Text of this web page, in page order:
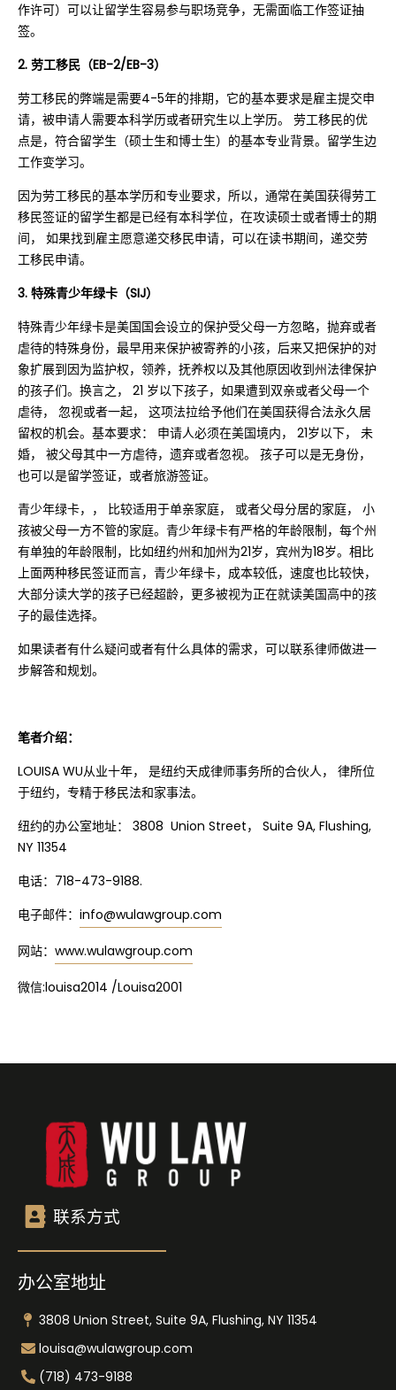
作许可）可以让留学生容易参与职场竞争，无需面临工作签证抽
签。
2. 劳工移民（EB-2/EB-3）
劳工移民的弊端是需要4-5年的排期，它的基本要求是雇主提交申
请，被申请人需要本科学历或者研究生以上学历。 劳工移民的优
点是，符合留学生（硕士生和博士生）的基本专业背景。留学生边
工作变学习。
因为劳工移民的基本学历和专业要求，所以，通常在美国获得劳工
移民签证的留学生都是已经有本科学位，在攻读硕士或者博士的期
间， 如果找到雇主愿意递交移民申请，可以在读书期间，递交劳
工移民申请。
3. 特殊青少年绿卡（SIJ）
特殊青少年绿卡是美国国会设立的保护受父母一方忽略，抛弃或者
虐待的特殊身份，最早用来保护被寄养的小孩，后来又把保护的对
象扩展到因为监护权，领养，抚养权以及其他原因收到州法律保护
的孩子们。换言之， 21 岁以下孩子，如果遭到双亲或者父母一个
虐待， 忽视或者一起， 这项法拉给予他们在美国获得合法永久居
留权的机会。基本要求： 申请人必须在美国境内， 21岁以下， 未
婚， 被父母其中一方虐待，遗弃或者忽视。 孩子可以是无身份，
也可以是留学签证，或者旅游签证。
青少年绿卡，， 比较适用于单亲家庭， 或者父母分居的家庭， 小
孩被父母一方不管的家庭。青少年绿卡有严格的年龄限制，每个州
有单独的年龄限制，比如纽约州和加州为21岁，宾州为18岁。相比
上面两种移民签证而言，青少年绿卡，成本较低，速度也比较快，
大部分读大学的孩子已经超龄，更多被视为正在就读美国高中的孩
子的最佳选择。
如果读者有什么疑问或者有什么具体的需求，可以联系律师做进一
步解答和规划。
笔者介绍：
LOUISA WU从业十年， 是纽约天成律师事务所的合伙人， 律所位
于纽约，专精于移民法和家事法。
纽约的办公室地址： 3808 Union Street， Suite 9A, Flushing,
NY 11354
电话：718-473-9188.
电子邮件： info@wulawgroup.com
网站： www.wulawgroup.com
微信:louisa2014 /Louisa2001
联系方式
办公室地址
3808 Union Street, Suite 9A, Flushing, NY 11354
louisa@wulawgroup.com
(718) 473-9188